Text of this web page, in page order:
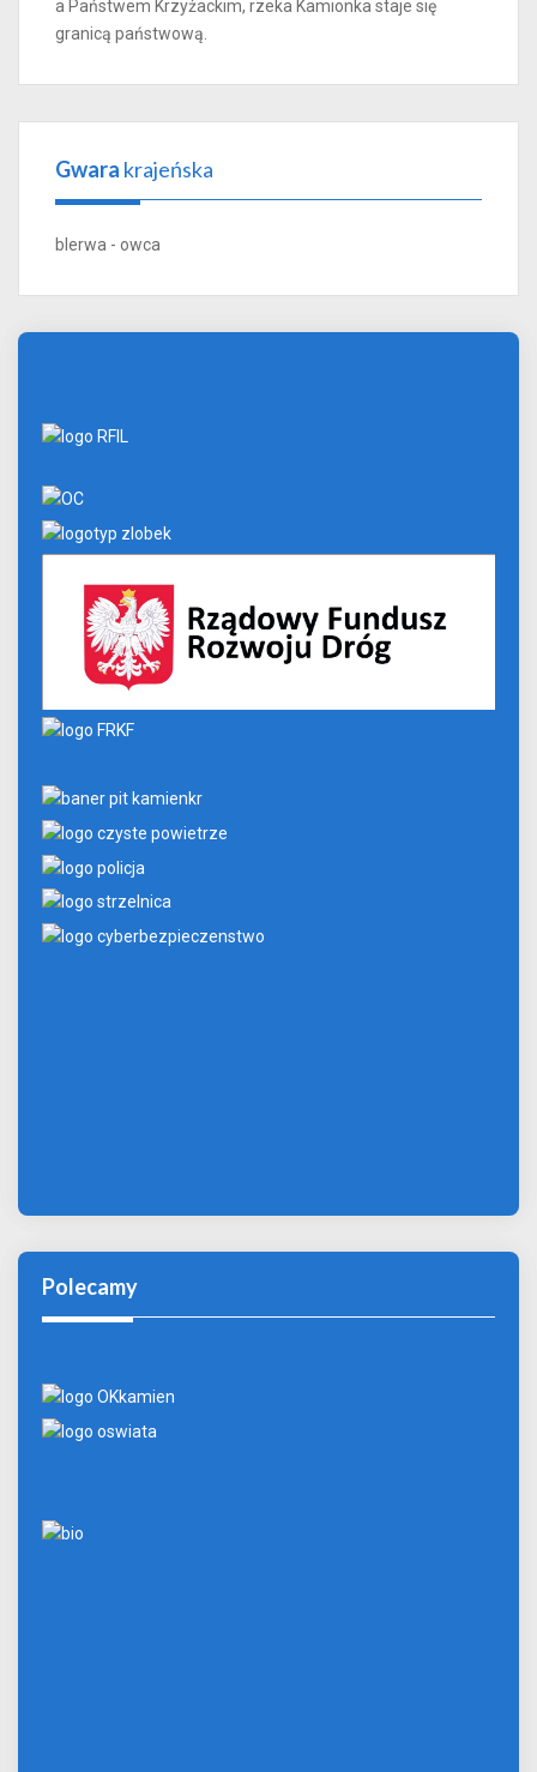
a Państwem Krzyżackim, rzeka Kamionka staje się
granicą państwową.
Gwara krajeńska
blerwa - owca
Polecamy